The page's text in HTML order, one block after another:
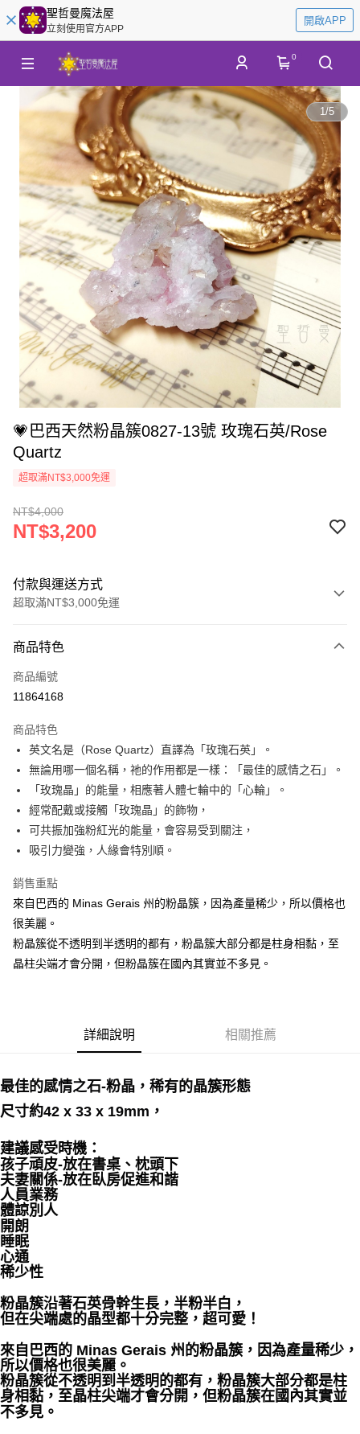
聖哲曼魔法屋
立刻使用官方APP
開啟APP
0
1/5
💗巴西天然粉晶簇0827-13號 玫瑰石英/Rose
Quartz
超取滿NT$3,000免運
NT$4,000
NT$3,200
付款與運送方式
超取滿NT$3,000免運
信用卡一次付款
超商取貨付款
Apple Pay
街口支付
悠遊付
ATM付款
全家取貨付款
每筆NT$80，滿NT$3,000(含以上)免運費
7-11取貨付款
每筆NT$80，滿NT$3,000(含以上)免運費
郵局幫你送（離島）
每筆NT$80，滿NT$3,000(含以上)免運費
付款後門市自取
商品特色
商品編號
11864168
商品特色
英文名是（Rose Quartz）直譯為「玫瑰石英」。
無論用哪一個名稱，祂的作用都是一樣：「最佳的感情之石」。
「玫瑰晶」的能量，相應著人體七輪中的「心輪」。
經常配戴或接觸「玫瑰晶」的飾物，
可共振加強粉紅光的能量，會容易受到關注，
吸引力變強，人緣會特別順。
銷售重點
來自巴西的 Minas Gerais 州的粉晶簇，因為產量稀少，所以價格也
很美麗。
粉晶簇從不透明到半透明的都有，粉晶簇大部分都是柱身相黏，至
晶柱尖端才會分開，但粉晶簇在國內其實並不多見。
詳細說明 相關推薦
最佳的感情之石-粉晶，稀有的晶簇形態
尺寸約42 x 33 x 19mm，
建議感受時機：
孩子頑皮-放在書桌、枕頭下
夫妻關係-放在臥房促進和諧
人員業務
體諒別人
開朗
睡眠
心通
稀少性
粉晶簇沿著石英骨幹生長，半粉半白，
但在尖端處的晶型都十分完整，超可愛！
來自巴西的 Minas Gerais 州的粉晶簇，因為產量稀少，
所以價格也很美麗。
粉晶簇從不透明到半透明的都有，粉晶簇大部分都是柱
身相黏，至晶柱尖端才會分開，但粉晶簇在國內其實並
不多見。